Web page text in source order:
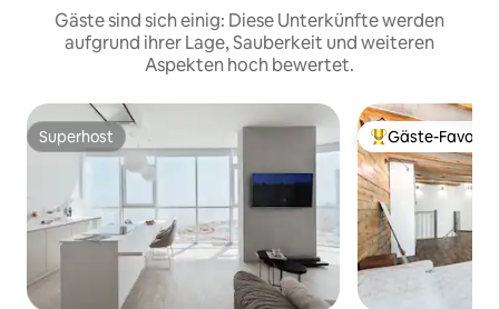
Gäste sind sich einig: Diese Unterkünfte werden
aufgrund ihrer Lage, Sauberkeit und weiteren
Aspekten hoch bewertet.
Superhost
Superhost Beliebter Gäste-
Gäste-Favorit